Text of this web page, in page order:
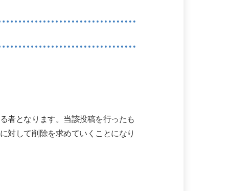
となります。当該投稿を行ったも
対して削除を求めていくことになり